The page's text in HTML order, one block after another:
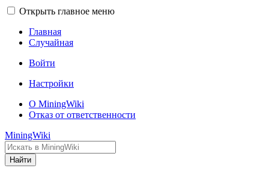
Открыть главное меню
Главная
Случайная
Войти
Настройки
О MiningWiki
Отказ от ответственности
MiningWiki
Найти